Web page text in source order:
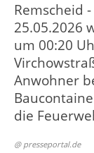
Remscheid
25.05.2026
um 00:20
Anwohner
die
@ presseportal.de